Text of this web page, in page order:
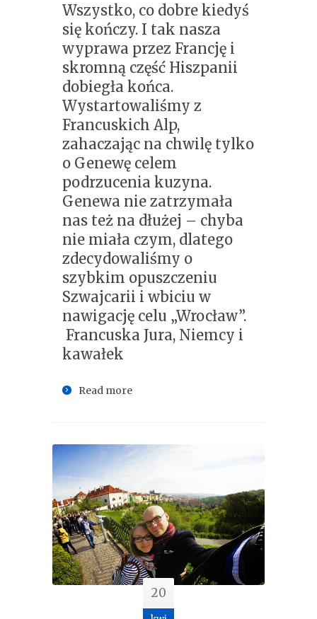
Wszystko, co dobre kiedyś
się kończy. I tak nasza
wyprawa przez Francję i
skromną część Hiszpanii
dobiegła końca.
Wystartowaliśmy z
Francuskich Alp,
zahaczając na chwilę tylko
o Genewę celem
podrzucenia kuzyna.
Genewa nie zatrzymała
nas też na dłużej – chyba
nie miała czym, dlatego
zdecydowaliśmy o
szybkim opuszczeniu
Szwajcarii i wbiciu w
nawigację celu „Wrocław”.
Francuska Jura, Niemcy i
kawałek
Read more
20